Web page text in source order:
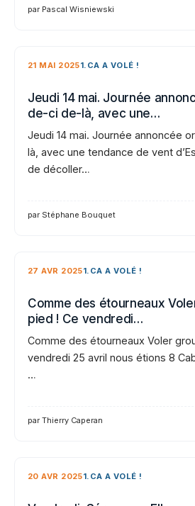
par Pascal Wisniewski
21 MAI 20251.CA A VOLÉ !
Jeudi 14 mai. Journée
de-ci de-là, avec une…
Jeudi 14 mai. Journée annoncée
là, avec une tendance de vent
de décoller…
par Stéphane Bouquet
27 AVR 20251.CA A VOLÉ !
Comme des étourneaux
pied ! Ce vendredi…
Comme des étourneaux Voler
vendredi 25 avril nous étions 8
…
par Thierry Caperan
20 AVR 20251.CA A VOLÉ !